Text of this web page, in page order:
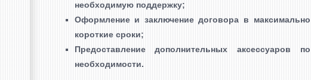
необходимую поддержку;
Оформление и заключение договора в максимально
короткие сроки;
Предоставление дополнительных аксессуаров по
необходимости.